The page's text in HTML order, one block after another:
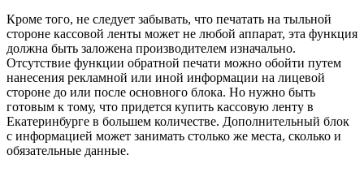
Кроме того, не следует забывать, что печатать на тыльной
стороне кассовой ленты может не любой аппарат, эта функция
должна быть заложена производителем изначально.
Отсутствие функции обратной печати можно обойти путем
нанесения рекламной или иной информации на лицевой
стороне до или после основного блока. Но нужно быть
готовым к тому, что придется купить кассовую ленту в
Екатеринбурге в большем количестве. Дополнительный блок
с информацией может занимать столько же места, сколько и
обязательные данные.